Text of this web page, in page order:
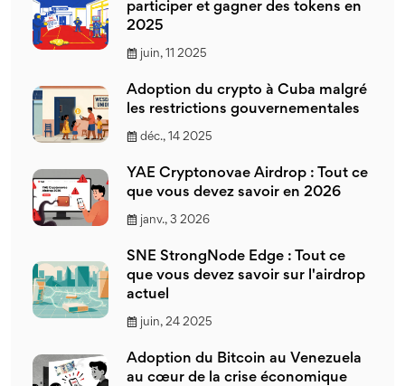
participer et gagner des tokens en
2025
juin, 11 2025
Adoption du crypto à Cuba malgré
les restrictions gouvernementales
déc., 14 2025
YAE Cryptonovae Airdrop : Tout ce
que vous devez savoir en 2026
janv., 3 2026
SNE StrongNode Edge : Tout ce
que vous devez savoir sur l'airdrop
actuel
juin, 24 2025
Adoption du Bitcoin au Venezuela
au cœur de la crise économique